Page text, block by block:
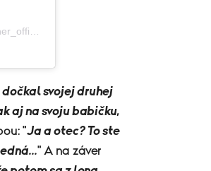
dočkal svojej druhej
aj na svoju babičku,
"Ja a otec? To ste
" A na záver